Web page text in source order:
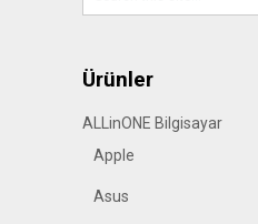
Ürünler
ALLinONE Bilgisayar
Apple
Asus